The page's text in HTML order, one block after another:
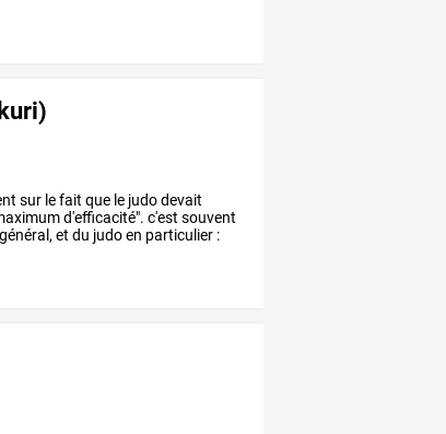
sur lefait que le judodevait
d'efficacité". c'est souvent
général, et du judoen particulier :